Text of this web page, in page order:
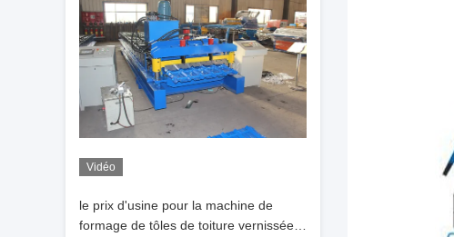
Vidéo
le prix d'usine pour la machine de
formage de tôles de toiture vernissées